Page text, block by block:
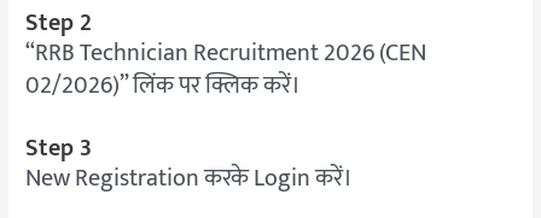
Step 2
“RRB Technician Recruitment 2026 (CEN
02/2026)” लिंक पर क्लिक करें।
Step 3
New Registration करके Login करें।